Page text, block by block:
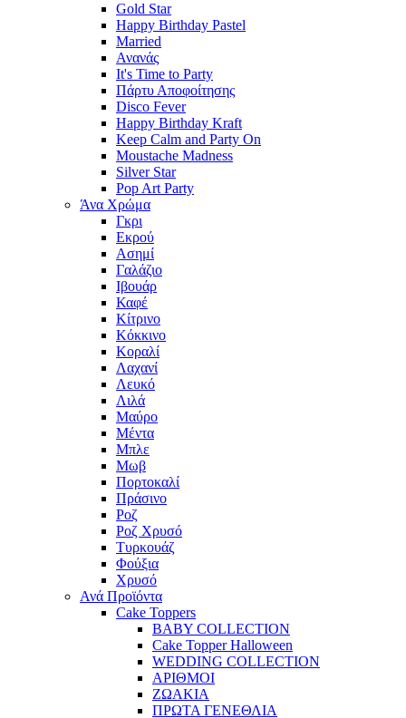
Gold Star
Happy Birthday Pastel
Married
Ανανάς
It's Time to Party
Πάρτυ Αποφοίτησης
Disco Fever
Happy Birthday Kraft
Keep Calm and Party On
Moustache Madness
Silver Star
Pop Art Party
Άνα Χρώμα
Γκρι
Εκρού
Ασημί
Γαλάζιο
Ιβουάρ
Καφέ
Κίτρινο
Κόκκινο
Κοραλί
Λαχανί
Λευκό
Λιλά
Μαύρο
Μέντα
Μπλε
Μωβ
Πορτοκαλί
Πράσινο
Ροζ
Ροζ Χρυσό
Τυρκουάζ
Φούξια
Χρυσό
Ανά Προϊόντα
Cake Toppers
BABY COLLECTION
Cake Topper Halloween
WEDDING COLLECTION
ΑΡΙΘΜΟΙ
ΖΩΑΚΙΑ
ΠΡΩΤΑ ΓΕΝΕΘΛΙΑ